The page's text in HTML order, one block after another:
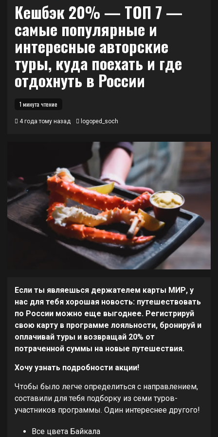
Кешбэк 20% — ТОП 7 —
самые популярные и
интересные авторские
туры, куда поехать и где
отдохнуть в России
1 минута чтение
4 года тому назад logoped_soch
Если ты являешься держателем карты МИР, у
нас для тебя хорошая новость: путешествовать
по России можно еще выгоднее. Регистрируй
свою карту в программе лояльности, бронируй и
оплачивай туры и возвращай 20% от
потраченной суммы на новые путешествия.
Хочу узнать подробности акции!
Чтобы было легче определиться с направлением,
составили для тебя подборку из семи туров-
участников программы. Один интереснее другого!
Все цвета Байкала